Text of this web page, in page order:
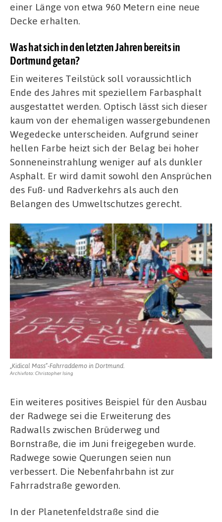
einer Länge von etwa 960 Metern eine neue
Decke erhalten.
Was hat sich in den letzten Jahren bereits in
Dortmund getan?
Ein weiteres Teilstück soll voraussichtlich
Ende des Jahres mit speziellem Farbasphalt
ausgestattet werden. Optisch lässt sich dieser
kaum von der ehemaligen wassergebundenen
Wegedecke unterscheiden. Aufgrund seiner
hellen Farbe heizt sich der Belag bei hoher
Sonneneinstrahlung weniger auf als dunkler
Asphalt. Er wird damit sowohl den Ansprüchen
des Fuß- und Radverkehrs als auch den
Belangen des Umweltschutzes gerecht.
„Kidical Mass“-Fahrraddemo in Dortmund.
Archivfoto: Christopher Ising
Ein weiteres positives Beispiel für den Ausbau
der Radwege sei die Erweiterung des
Radwalls zwischen Brüderweg und
Bornstraße, die im Juni freigegeben wurde.
Radwege sowie Querungen seien nun
verbessert. Die Nebenfahrbahn ist zur
Fahrradstraße geworden.
In der Planetenfeldstraße sind die